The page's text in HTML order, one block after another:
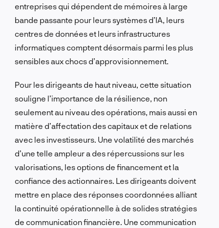
entreprises qui dépendent de mémoires à large
bande passante pour leurs systèmes d’IA, leurs
centres de données et leurs infrastructures
informatiques comptent désormais parmi les plus
sensibles aux chocs d’approvisionnement.
Pour les dirigeants de haut niveau, cette situation
souligne l’importance de la résilience, non
seulement au niveau des opérations, mais aussi en
matière d’affectation des capitaux et de relations
avec les investisseurs. Une volatilité des marchés
d’une telle ampleur a des répercussions sur les
valorisations, les options de financement et la
confiance des actionnaires. Les dirigeants doivent
mettre en place des réponses coordonnées alliant
la continuité opérationnelle à de solides stratégies
de communication financière. Une communication